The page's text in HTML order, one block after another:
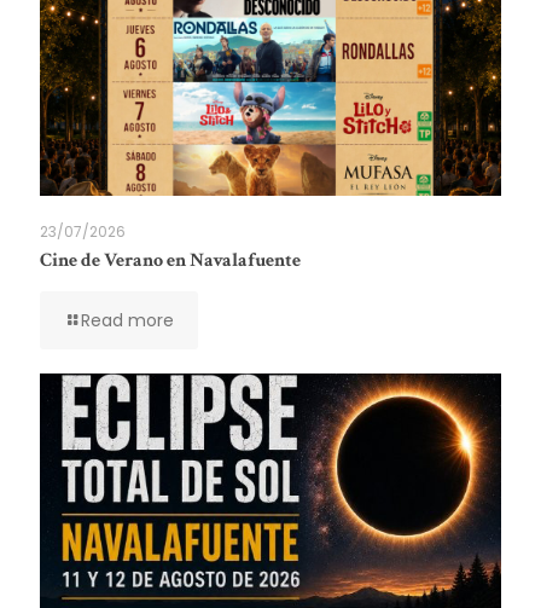
23/07/2026
Cine de Verano en Navalafuente
Read more